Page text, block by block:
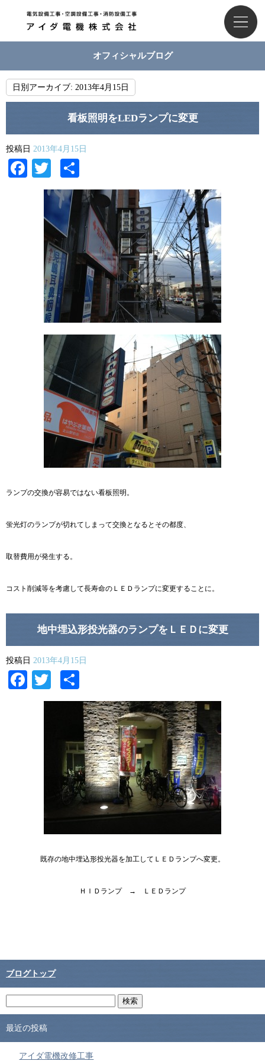
オフィシャルブログ
日別アーカイブ: 2013年4月15日
看板照明をLEDランプに変更
投稿日 2013年4月15日
Facebook
Twitter
有
ランプの交換が容易ではない看板照明。
蛍光灯のランプが切れてしまって交換となるとその都度、
取替費用が発生する。
コスト削減等を考慮して長寿命のＬＥＤランプに変更することに。
地中埋込形投光器のランプをＬＥＤに変更
投稿日 2013年4月15日
Facebook
Twitter
有
既存の地中埋込形投光器を加工してＬＥＤランプへ変更。
ＨＩＤランプ → ＬＥＤランプ
ブログトップ
最近の投稿
アイダ電機改修工事